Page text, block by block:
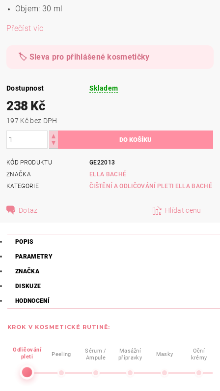
Objem: 30 ml
Přečíst víc
🏷️ Sleva pro přihlášené kosmetičky
Dostupnost Skladem
238 Kč
197 Kč bez DPH
KÓD PRODUKTU
GE22013
ZNAČKA
ELLA BACHÉ
KATEGORIE
ČIŠTĚNÍ A ODLIČOVÁNÍ PLETI ELLA BACHÉ
Dotaz Hlídat cenu
POPIS
PARAMETRY
ZNAČKA
DISKUZE
HODNOCENÍ
KROK V KOSMETICKÉ RUTINĚ:
Odličování
pleti
Peeling
Sérum /
Ampule
Masážní
přípravky
Masky
Oční
krémy